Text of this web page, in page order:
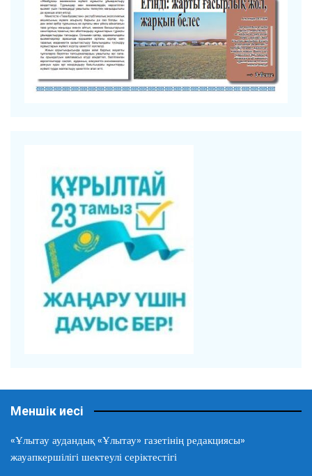
Меншік иесі
«Ұлытау аудандық «Ұлытау» газетінің редакциясы»
жауапкершілігі шектеулі серіктестігі